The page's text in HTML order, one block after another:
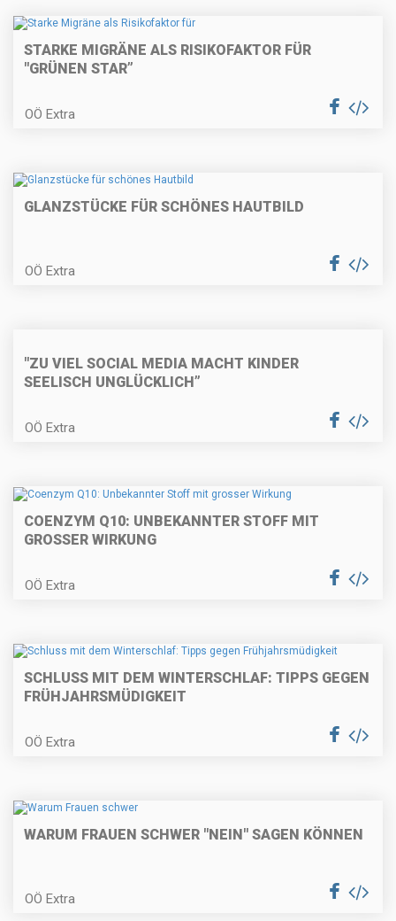
STARKE MIGRÄNE ALS RISIKOFAKTOR FÜR
"GRÜNEN STAR”
OÖ Extra
GLANZSTÜCKE FÜR SCHÖNES HAUTBILD
OÖ Extra
"ZU VIEL SOCIAL MEDIA MACHT KINDER
SEELISCH UNGLÜCKLICH”
OÖ Extra
COENZYM Q10: UNBEKANNTER STOFF MIT
GROSSER WIRKUNG
OÖ Extra
SCHLUSS MIT DEM WINTERSCHLAF: TIPPS GEGEN
FRÜHJAHRSMÜDIGKEIT
OÖ Extra
WARUM FRAUEN SCHWER "NEIN" SAGEN KÖNNEN
OÖ Extra